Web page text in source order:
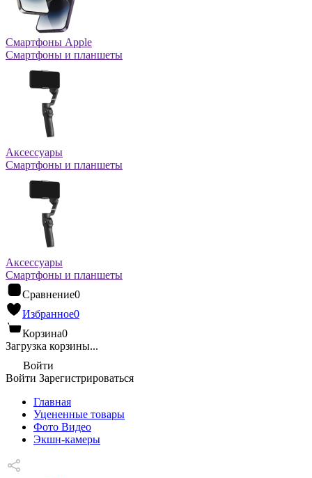
Смартфоны Apple
Смартфоны и планшеты
Аксессуары
Смартфоны и планшеты
Аксессуары
Смартфоны и планшеты
Сравнение0
Избранное0
Корзина0
Загрузка корзины...
Войти
Войти Зарегистрироваться
Главная
Уцененные товары
Фото Видео
Экшн-камеры